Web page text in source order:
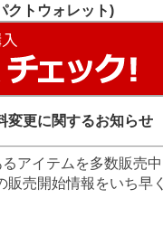
クトウォレット)
変更に関するお知らせ
アイテムを多数販売中
販売開始情報をいち早